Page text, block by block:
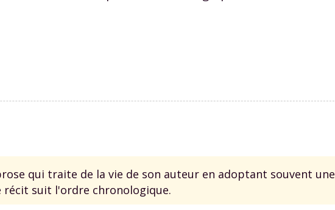
qui traite de la vie de son auteur en adoptant souvent une
suit l'ordre chronologique.